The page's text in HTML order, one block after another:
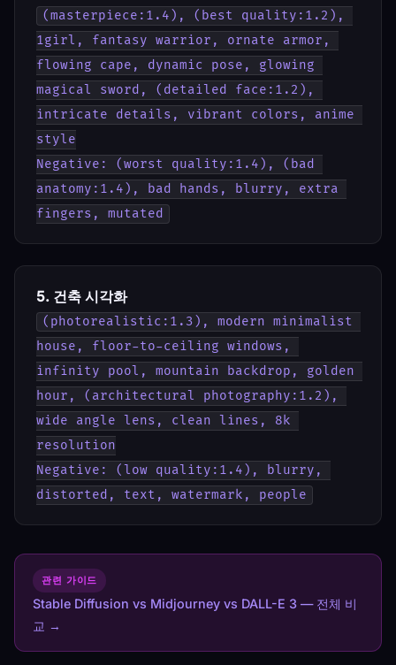
(masterpiece:1.4), (best quality:1.2),
1girl, fantasy warrior, ornate armor,
flowing cape, dynamic pose, glowing
magical sword, (detailed face:1.2),
intricate details, vibrant colors, anime
style
Negative: (worst quality:1.4), (bad
anatomy:1.4), bad hands, blurry, extra
fingers, mutated
5. 건축 시각화
(photorealistic:1.3), modern minimalist
house, floor-to-ceiling windows,
infinity pool, mountain backdrop, golden
hour, (architectural photography:1.2),
wide angle lens, clean lines, 8k
resolution
Negative: (low quality:1.4), blurry,
distorted, text, watermark, people
관련 가이드
Stable Diffusion vs Midjourney vs DALL-E 3 — 전체 비
교 →